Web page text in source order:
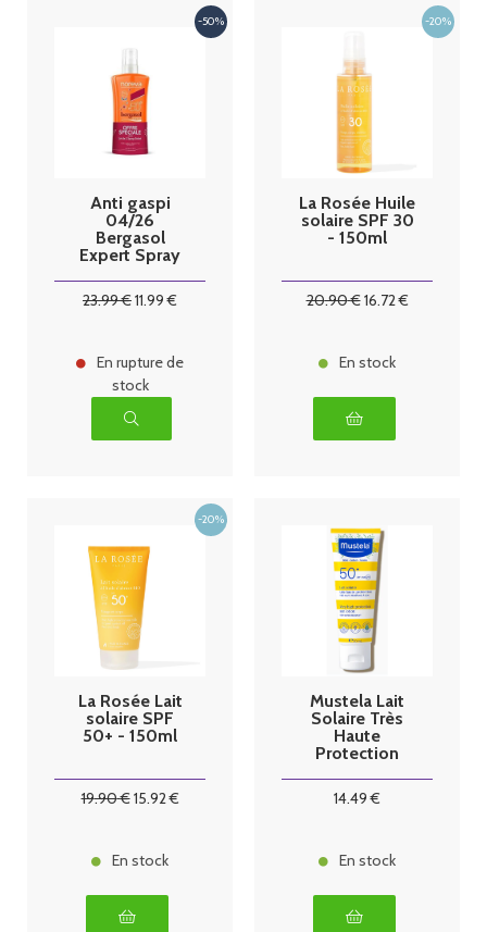
Anti gaspi
04/26
Bergasol
Expert Spray
SPF50+ Lot de
2 x 125ml
23.99€11.99 €
En rupture de
stock
La Rosée Huile
solaire SPF 30
- 150ml
20.90€16.72€
En stock
La Rosée Lait
solaire SPF
50+ - 150ml
19.90€15.92€
En stock
Mustela Lait
Solaire Très
Haute
Protection
SPF50+ 40 ml
14.49 €
En stock